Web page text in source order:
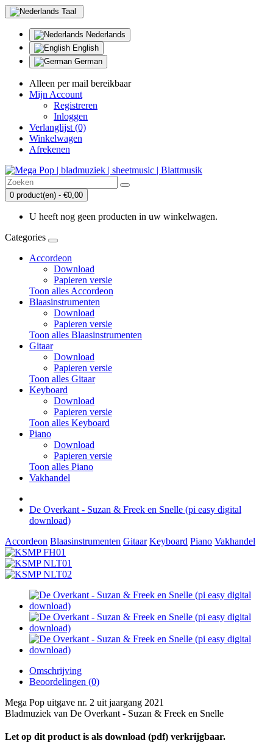
Taal
Nederlands
English
German
Alleen per mail bereikbaar
Mijn Account
Registreren
Inloggen
Verlanglijst (0)
Winkelwagen
Afrekenen
0 product(en) - €0,00
U heeft nog geen producten in uw winkelwagen.
Categories
Accordeon
Download
Papieren versie
Toon alles Accordeon
Blaasinstrumenten
Download
Papieren versie
Toon alles Blaasinstrumenten
Gitaar
Download
Papieren versie
Toon alles Gitaar
Keyboard
Download
Papieren versie
Toon alles Keyboard
Piano
Download
Papieren versie
Toon alles Piano
Vakhandel
De Overkant - Suzan & Freek en Snelle (pi easy digital
download)
Accordeon Blaasinstrumenten Gitaar Keyboard Piano Vakhandel
Omschrijving
Beoordelingen (0)
Mega Pop uitgave nr. 2 uit jaargang 2021
Bladmuziek van De Overkant - Suzan & Freek en Snelle
Let op dit product is als download (pdf) verkrijgbaar.